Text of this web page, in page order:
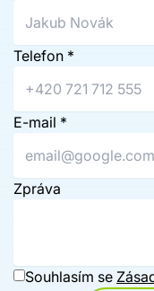
Telefon *
E-mail *
Zpráva
Souhlasím se